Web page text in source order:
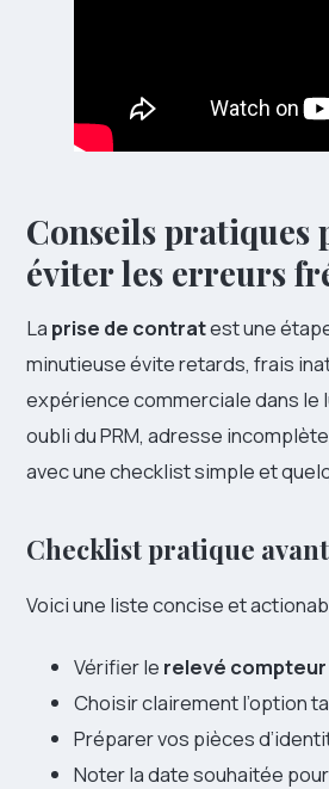
Conseils pratiques
éviter les erreurs
La prise de contratest une
minutieuse évite retards, frais
expérience commerciale dans le
oubli du PRM, adresse
avec une checklist simple et
Checklist pratique
Voici une liste concise et
Vérifier le relevé compteur
Choisir clairement l’option
Préparer vos pièces
Noter la date souhaitée